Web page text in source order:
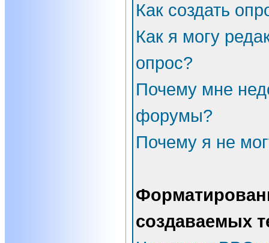
Как создать
Как я могу
опрос?
Почему мне
форумы?
Почему я не
создаваемых